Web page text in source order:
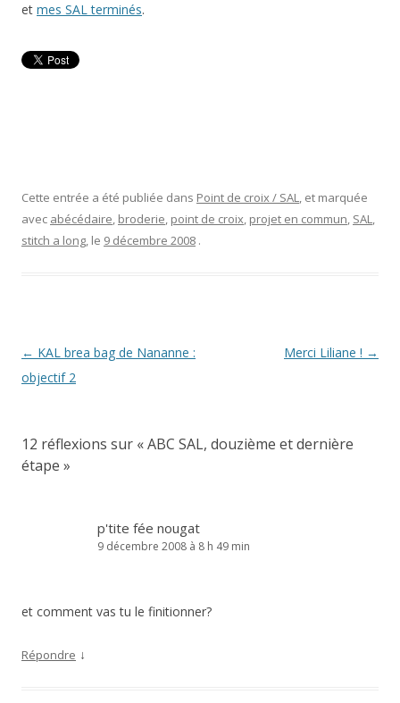
et mes SAL terminés.
Cette entrée a été publiée dans Point de croix / SAL, et marquée
avec abécédaire, broderie, point de croix, projet en commun, SAL,
stitch a long, le 9 décembre 2008 .
Navigation
des
← KAL brea bag de Nananne :
objectif 2
Merci Liliane ! →
12 réflexions sur «ABC SAL, douzième et dernière
étape »
p'tite fée nougat
9 décembre 2008 à 8 h 49 min
et comment vas tu le finitionner?
Répondre ↓